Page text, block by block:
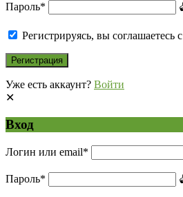
Пароль*
Регистрируясь, вы соглашаетесь с
Уже есть аккаунт? Войти
Вход
Логин или email*
Пароль*